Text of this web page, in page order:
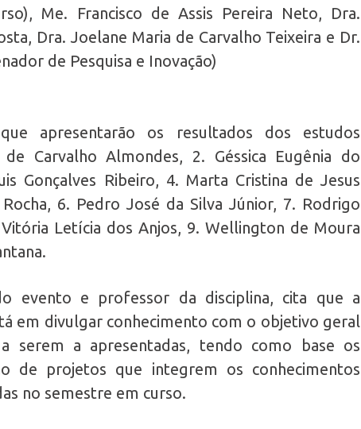
Me. Francisco de Assis Pereira Neto, Dra.
Dra. Joelane Maria de Carvalho Teixeira e Dr.
de Pesquisa e Inovação)
apresentarão os resultados dos estudos
Carvalho Almondes, 2. Géssica Eugênia do
Gonçalves Ribeiro, 4. Marta Cristina de Jesus
6. Pedro José da Silva Júnior, 7. Rodrigo
Vitória Letícia dos Anjos, 9. Wellington de Moura
evento e professor da disciplina, cita que a
em divulgar conhecimento com o objetivo geral
serem a apresentadas, tendo como base os
de projetos que integrem os conhecimentos
no semestre em curso.